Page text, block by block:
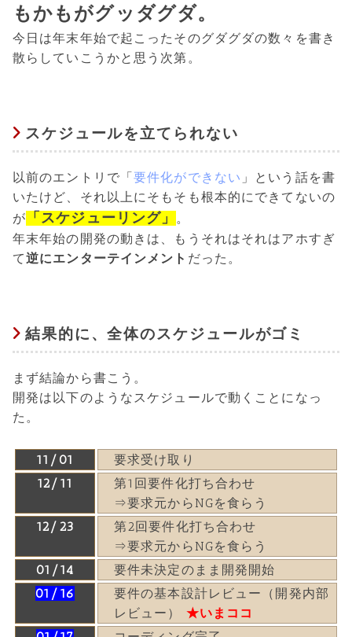
もかもがグッダグダ。
今日は年末年始で起こったそのグダグダの数々を書き
散らしていこうかと思う次第。
スケジュールを立てられない
以前のエントリで「要件化ができない 」という話を書
いたけど、それ以上にそもそも根本的にできてないの
が 「スケジューリング」
。
年末年始の開発の動きは、もうそれはそれはアホすぎ
て逆にエンターテインメント だった。
結果的に、全体のスケジュールがゴミ
まず結論から書こう。
開発は以下のようなスケジュールで動くことになっ
た。
11/01
要求受け取り
12/11
第1回要件化打ち合わせ
⇒要求元からNGを食らう
12/23
第2回要件化打ち合わせ
⇒要求元からNGを食らう
01/14
要件未決定のまま開発開始
01/16
要件の基本設計レビュー（開発内部
レビュー） ★いまココ